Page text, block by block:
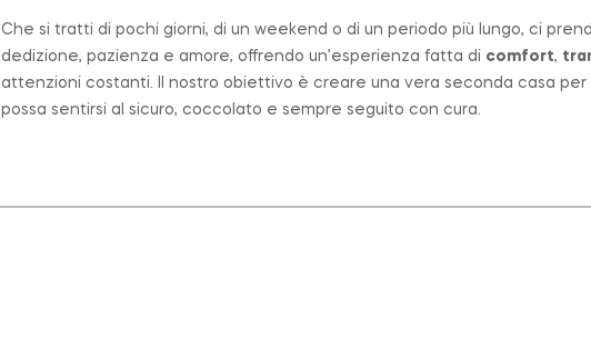
Che si tratti di pochi giorni, di un weekend o di un periodo più lungo, ci
dedizione, pazienza e amore, offrendo un’esperienza fatta di comfort,
attenzioni costanti. Il nostro obiettivo è creare una vera seconda casa per
possa sentirsi al sicuro, coccolato e sempre seguito con cura.